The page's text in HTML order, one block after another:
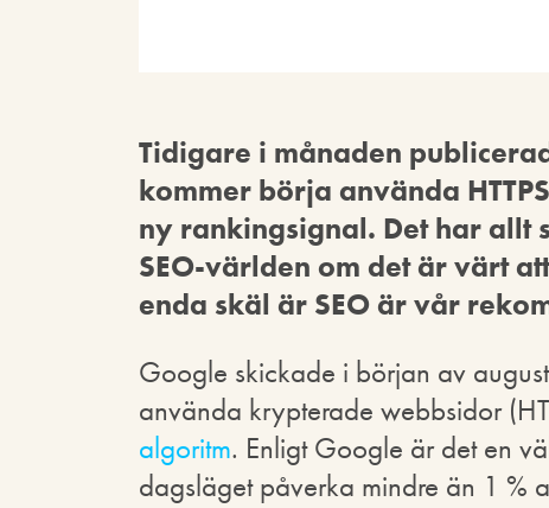
Tidigare i månaden
kommer börja använda
ny rankingsignal. Det har allt
SEO-världen om det är värt
enda skäl är SEO är vår
Google skickade i början av
använda krypterade webbsidor
algoritm. Enligt Google är det en
dagsläget påverka mindre än 1 %